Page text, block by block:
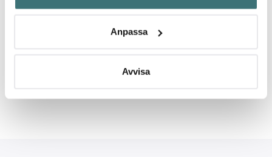
Identifiera din enhet genom att aktivt skanna den för
Ta reda på mer om hur dina personliga uppgifter
Du kan ändra eller dra tillbaka ditt samtycke när som
Anpassa
Avvisa